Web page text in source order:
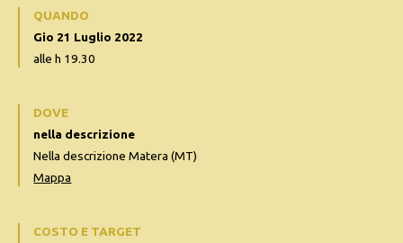
QUANDO
Gio 21 Luglio 2022
alle h 19.30
DOVE
nella descrizione
Nella descrizione Matera (MT)
Mappa
COSTO E TARGET